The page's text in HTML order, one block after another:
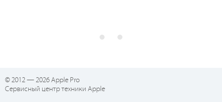
© 2012 — 2026 Apple Pro
Сервисный центр техники Apple